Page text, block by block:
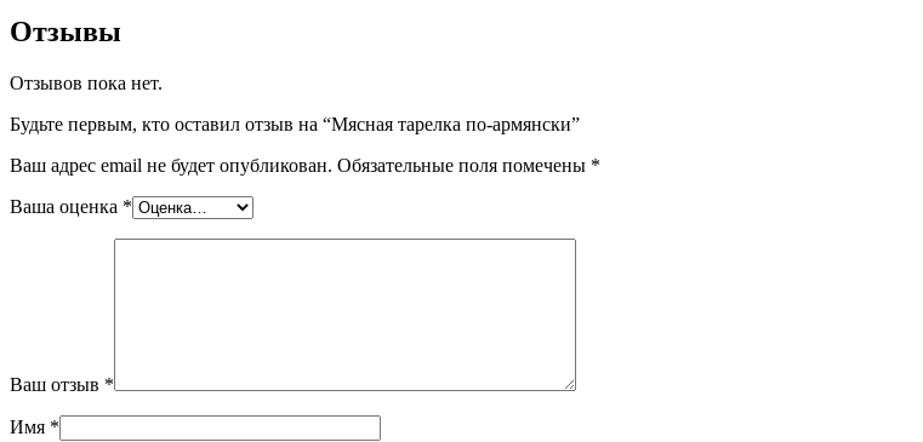
Отзывы
Отзывов пока нет.
Будьте первым, кто оставил отзыв на “Мясная тарелка по-армянски”
Ваш адрес email не будет опубликован. Обязательные поля помечены *
Ваша оценка *
Ваш отзыв *
Имя *